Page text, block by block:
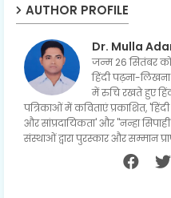
AUTHOR PROFILE
Dr. Mulla
जन्म 26 सितंबर
हिंदी पढ़ना-
में रुचि रखते हुए
पत्रिकाओं में कविताएं प्रकाशित,
और सांप्रदायिकता' और "नन्हा
संस्थाओं द्वारा पुरस्कार और सम्मान